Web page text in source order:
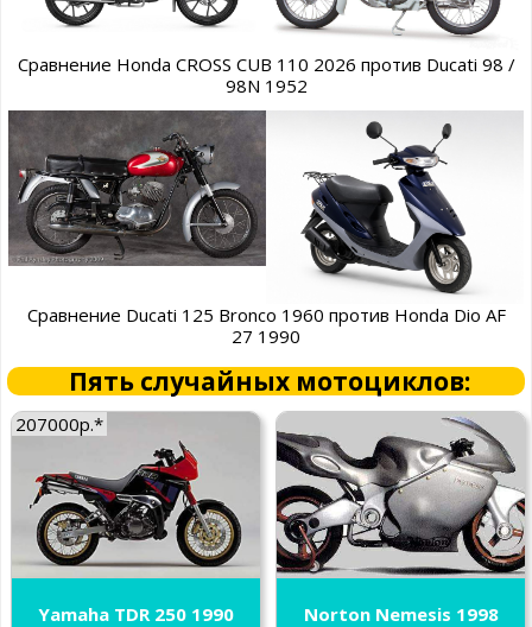
Сравнение Honda CROSS CUB 110 2026 против Ducati 98 /
98N 1952
Сравнение Ducati 125 Bronco 1960 против Honda Dio AF
27 1990
Пять случайных мотоциклов:
207000р.*
Yamaha TDR 250 1990 Norton Nemesis 1998